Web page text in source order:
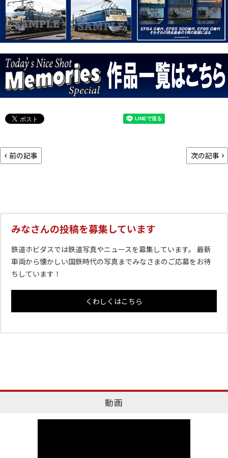
前の記事 次の記事
みなさんの投稿を募集しています
鉄道ホビダスでは鉄道写真やニュースを募集しています。 最新
車両から懐かしい国鉄時代の写真までみなさまのご応募をお待
ちしています！
くわしくはこちら
動画